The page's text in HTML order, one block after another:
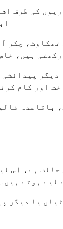
کی طرف
چکر
ہیں،
اور کام
باقاعدہ
ہے، اس
لیے ہوتے
یا دیگر